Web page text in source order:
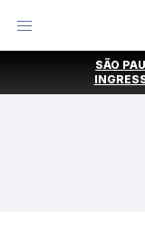
SÃO